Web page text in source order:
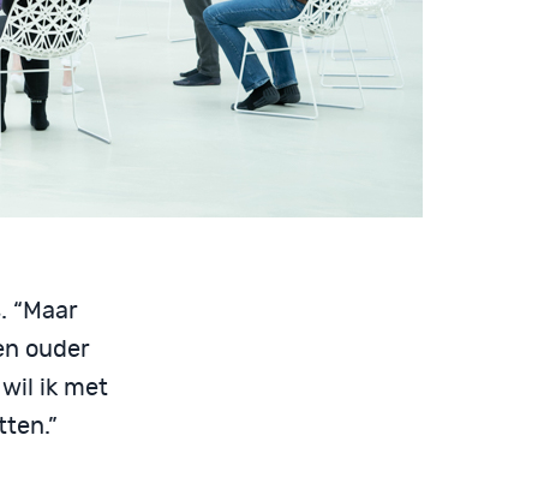
“Maar
ouder
ik met